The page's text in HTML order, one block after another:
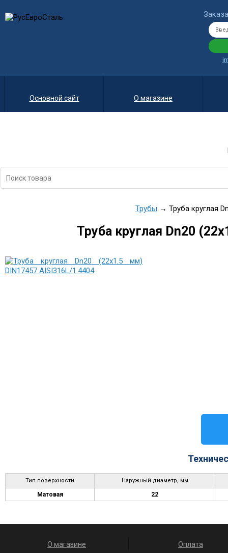
Основной сайт О магазине
Трубы → Труба круглая
Труба круглая Dn20
Тип поверхности Наружный диаметр, мм
Матовая 22
О магазине Оплата